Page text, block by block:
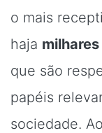
o mais
haja
que são
papéis
sociedade.